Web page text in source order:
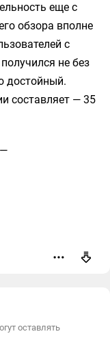
еще с
обзора вполне
с
не без
достойный.
составляет — 35
—
оставлять